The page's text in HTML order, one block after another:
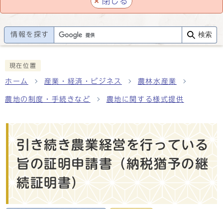
情報を探す 検索
現在位置
ホーム 産業・経済・ビジネス 農林水産業
農地の制度・手続きなど 農地に関する様式提供
引き続き農業経営を行っている
旨の証明申請書（納税猶予の継
続証明書）